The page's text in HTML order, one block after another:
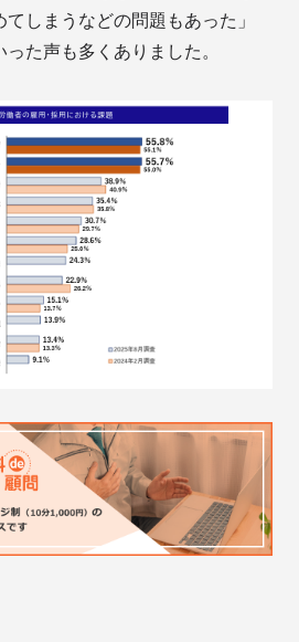
しまうなどの問題もあった」
った声も多くありました。